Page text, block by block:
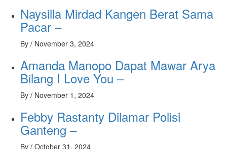
Naysilla Mirdad Kangen Berat Sama
Pacar –
By / November 3, 2024
Amanda Manopo Dapat Mawar Arya
Bilang I Love You –
By / November 1, 2024
Febby Rastanty Dilamar Polisi
Ganteng –
By / October 31, 2024